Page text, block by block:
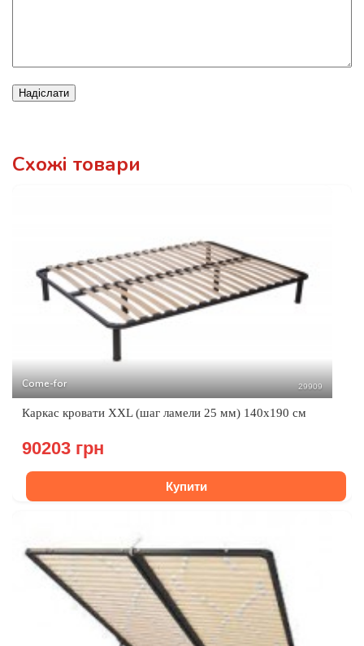
Надіслати
Схожі товари
Come-for 29909
Каркас кровати XXL (шаг ламели 25 мм) 140х190 см
90203 грн
Купити